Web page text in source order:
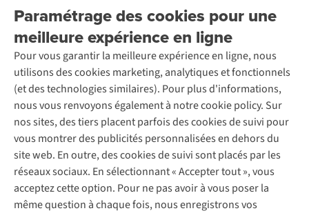
Paramétrage des cookies pour une
meilleure expérience en ligne
Pour vous garantir la meilleure expérience en ligne, nous
utilisons des cookies marketing, analytiques et fonctionnels
(et des technologies similaires). Pour plus d'informations,
nous vous renvoyons également à notre cookie policy. Sur
nos sites, des tiers placent parfois des cookies de suivi pour
vous montrer des publicités personnalisées en dehors du
site web. En outre, des cookies de suivi sont placés par les
réseaux sociaux. En sélectionnant « Accepter tout », vous
acceptez cette option. Pour ne pas avoir à vous poser la
même question à chaque fois, nous enregistrons vos
Retourner
Rétractation d'une commande
Entretien & réparations
Garantie
Contactez-nous
Entreprise responsable
À propos d’Ayacucho
Nos magasins
À propos d’A.S.Adventure
Déclaration d'accessibilité
Location / Location sports d’hiver
Seconde-main
Entretien de ski
Service de lavage
Entretien de chaussures
Réparation de chaussures
Réparation de vêtements
Retouches
Pour les entreprises
Découvrez
A.S.Magazine
Explore Camp
Gear Check
Expertise & conseils
Abonnez-vous à la newsletter
Suivez-nous